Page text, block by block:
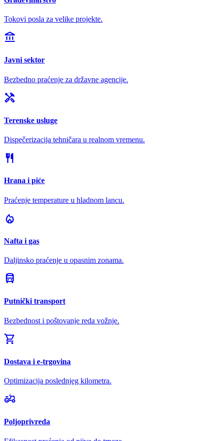
Tokovi posla za velike projekte.
account_balance
Javni sektor
Bezbedno praćenje za državne agencije.
handyman
Terenske usluge
Dispečerizacija tehničara u realnom vremenu.
restaurant
Hrana i piće
Praćenje temperature u hladnom lancu.
local_fire_department
Nafta i gas
Daljinsko praćenje u opasnim zonama.
directions_bus
Putnički transport
Bezbednost i poštovanje reda vožnje.
shopping_cart
Dostava i e-trgovina
Optimizacija poslednjeg kilometra.
agriculture
Poljoprivreda